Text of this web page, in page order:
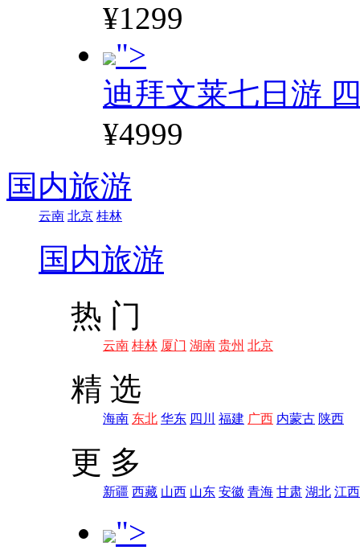
¥1299
">
迪拜文莱七日游
¥4999
国内旅游
云南 北京 桂林
国内旅游
热 门
云南 桂林 厦门 湖南 贵州 北京
精 选
海南 东北 华东 四川 福建 广西 内蒙古 陕西
更 多
新疆 西藏 山西 山东 安徽 青海 甘肃 湖北 江西
">